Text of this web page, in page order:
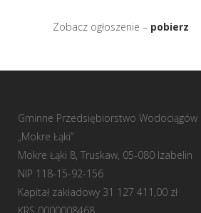
Zobacz ogłoszenie – pobierz
Gminne Przedsiębiorstwo Wodociągów
„Mokre Łąki”
Mokre Łąki 8, Truskaw, 05-080 Izabelin
NIP 118-15-92-156
Kapitał zakładowy 31 127 411,00 zł